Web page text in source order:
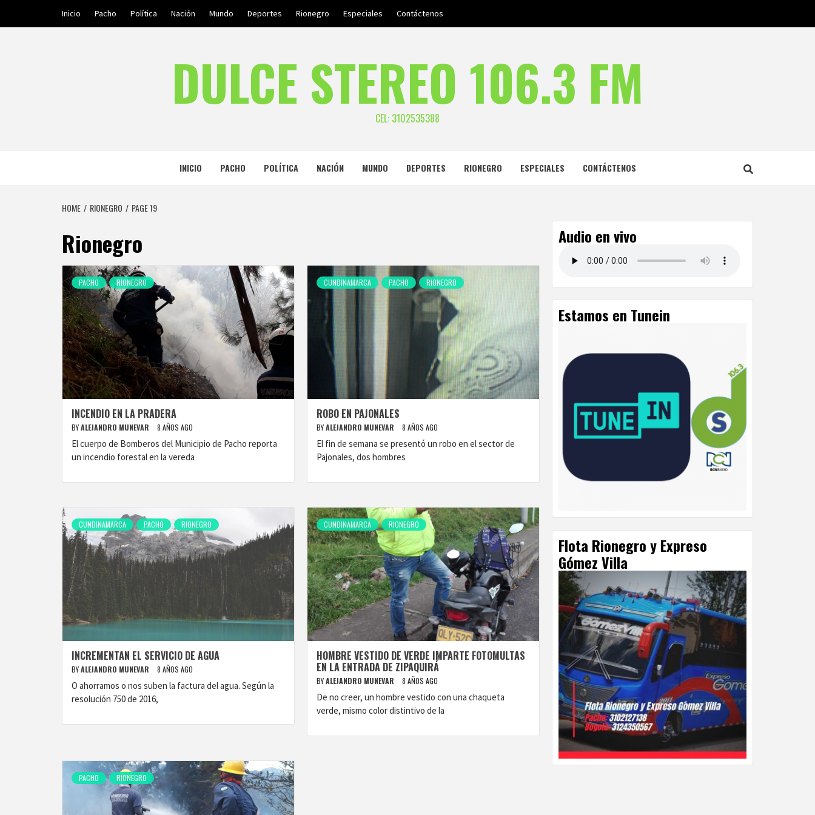
Inicio Pacho Política Nación Mundo Deportes Rionegro Especiales Contáctenos
DULCE STEREO 106.3 FM
CEL: 3102535388
INICIO PACHO POLÍTICA NACIÓN MUNDO DEPORTES RIONEGRO ESPECIALES CONTÁCTENOS
HOME RIONEGRO PAGE 19
Rionegro
PACHO RIONEGRO
INCENDIO EN LA PRADERA
BYALEJANDRO MUNEVAR 8 AÑOS AGO
El cuerpo de Bomberos del Municipio de Pacho reporta
un incendio forestal en la vereda
CUNDINAMARCA PACHO RIONEGRO
ROBO EN PAJONALES
BYALEJANDRO MUNEVAR 8 AÑOS AGO
El fin de semana se presentó un robo en el sector de
Pajonales, dos hombres
CUNDINAMARCA PACHO RIONEGRO
INCREMENTAN EL SERVICIO DE AGUA
BYALEJANDRO MUNEVAR 8 AÑOS AGO
O ahorramos o nos suben la factura del agua. Según la
resolución 750 de 2016,
CUNDINAMARCA RIONEGRO
HOMBRE VESTIDO DE VERDE IMPARTE FOTOMULTAS
EN LA ENTRADA DE ZIPAQUIRÁ
BYALEJANDRO MUNEVAR 8 AÑOS AGO
De no creer, un hombre vestido con una chaqueta
verde, mismo color distintivo de la
PACHO RIONEGRO
Audio en vivo
Estamos en Tunein
Flota Rionegro y Expreso
Gómez Villa